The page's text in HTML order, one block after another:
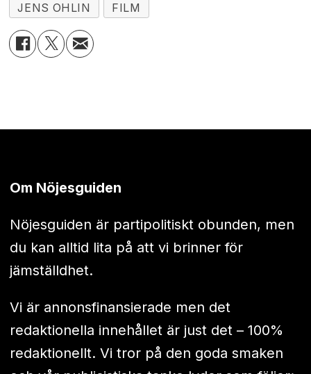
JENS OHLIN
FILM
Om Nöjesguiden
Nöjesguiden är partipolitiskt obunden, men
du kan alltid lita på att vi brinner för
jämställdhet.
Vi är annonsfinansierade men det
redaktionella innehållet är just det – 100%
redaktionellt. Vi tror på den goda smaken